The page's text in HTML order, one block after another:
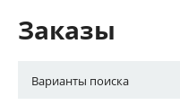
Заказы
Варианты поиска